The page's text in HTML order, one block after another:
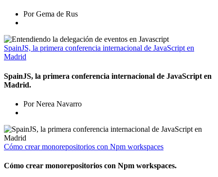
Por Gema de Rus
SpainJS, la primera conferencia internacional de JavaScript en
Madrid
SpainJS, la primera conferencia internacional de JavaScript en
Madrid.
Por Nerea Navarro
Cómo crear monorepositorios con Npm workspaces
Cómo crear monorepositorios con Npm workspaces.